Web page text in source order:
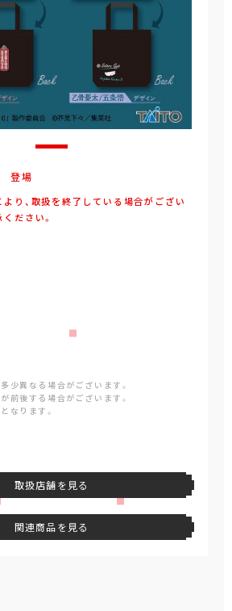
登場
り、取扱を終了している場合がござい
ださい。
少異なる場合がございます。
前後する場合がございます。
なります。
取扱店舗を見る
関連商品を見る